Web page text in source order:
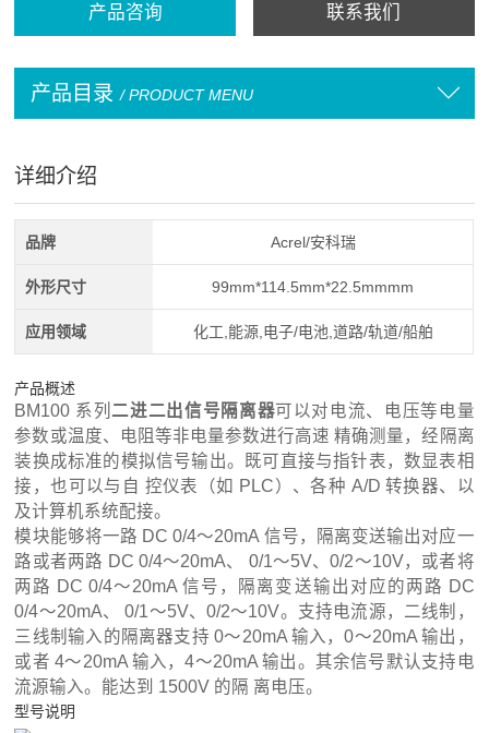
产品咨询 联系我们
产品目录 / PRODUCT MENU
详细介绍
品牌 Acrel/安科瑞
外形尺寸 99mm*114.5mm*22.5mmmm
应用领域 化工,能源,电子/电池,道路/轨道/船舶
产品概述
BM100 系列 二进二出信号隔离器可以对电流、电压等电量
参数或温度、电阻等非电量参数进行高速 精确测量，经隔离
装换成标准的模拟信号输出。既可直接与指针表，数显表相
接，也可以与自 控仪表（如 PLC）、各种 A/D 转换器、以
及计算机系统配接。
模块能够将一路 DC 0/4～20mA 信号，隔离变送输出对应一
路或者两路 DC 0/4～20mA、 0/1～5V、0/2～10V，或者将
两路 DC 0/4～20mA 信号，隔离变送输出对应的两路 DC
0/4～20mA、 0/1～5V、0/2～10V。支持电流源，二线制，
三线制输入的隔离器支持 0～20mA 输入，0～20mA 输出，
或者 4～20mA 输入，4～20mA 输出。其余信号默认支持电
流源输入。能达到 1500V 的隔 离电压。
型号说明